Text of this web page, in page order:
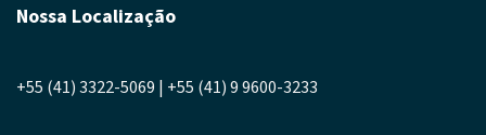
Nossa Localização
+55 (41) 3322-5069 | +55 (41) 9 9600-3233